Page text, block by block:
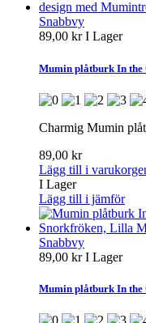
Snabbvy
89,00 krI Lager
Mumin plåtburk In the
Charmig Mumin
89,00 kr
Lägg till i
I Lager
Lägg till i jämför
Snabbvy
89,00 krI Lager
Mumin plåtburk In the